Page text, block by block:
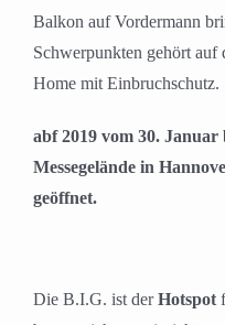
Balkon auf Vordermann
Schwerpunkten gehört auf
Home mit Einbruchschutz.
abf 2019 vom 30.
Messegelände in
geöffnet.
Die B.I.G. ist derHotspot